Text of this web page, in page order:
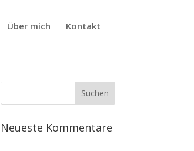
Über mich Kontakt
Neueste Kommentare